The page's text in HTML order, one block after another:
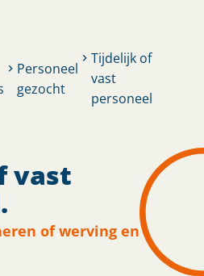
Personeel
gezocht
Tijdelijk of
vast
personeel
vast
of werving en